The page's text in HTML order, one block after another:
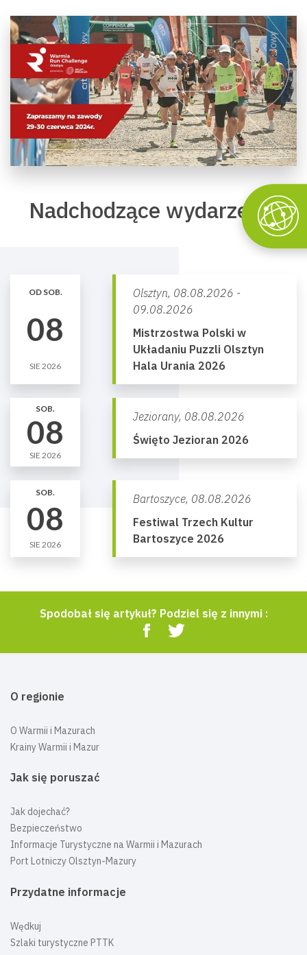
Nadchodzące wydarzenia
OD SOB.
08
SIE 2026
Olsztyn, 08.08.2026 -
09.08.2026
Mistrzostwa Polski w
Układaniu Puzzli Olsztyn
Hala Urania 2026
SOB.
08
SIE 2026
Jeziorany, 08.08.2026
Święto Jezioran 2026
SOB.
08
SIE 2026
Bartoszyce, 08.08.2026
Festiwal Trzech Kultur
Bartoszyce 2026
Spodobał się artykuł? Podziel się z innymi :
O regionie
O Warmii i Mazurach
Krainy Warmii i Mazur
Jak się poruszać
Jak dojechać?
Bezpieczeństwo
Informacje Turystyczne na Warmii i Mazurach
Port Lotniczy Olsztyn-Mazury
Przydatne informacje
Wędkuj
Szlaki turystyczne PTTK